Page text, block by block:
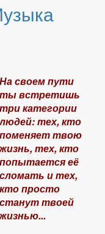
На своем пути
ты встретишь
три категории
людей: тех, кто
поменяет твою
жизнь, тех, кто
попытается её
сломать и тех,
кто просто
станут твоей
жизнью...